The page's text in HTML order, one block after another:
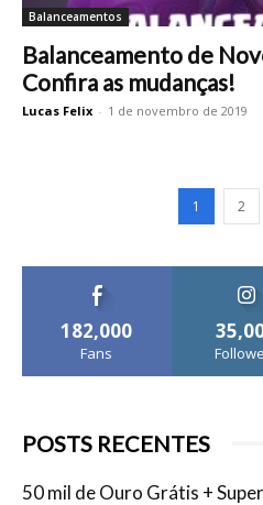
Balanceamentos
Balanceamento de
Confira as mudanças!
Lucas Felix - 1 de novembro de 2019
1 2
182,000
Fans
POSTS RECENTES
50 mil de Ouro Grátis +